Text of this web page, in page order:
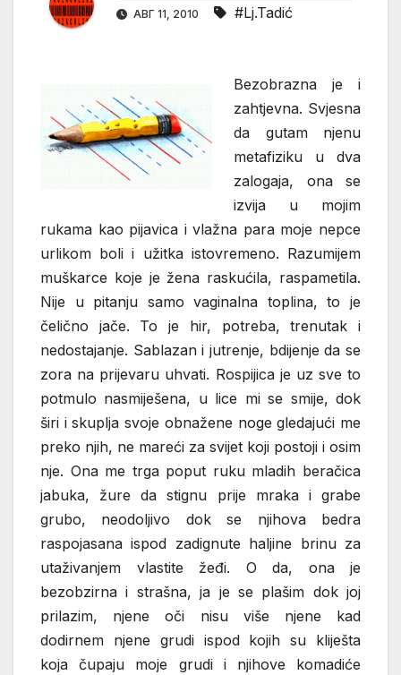
АВГ 11, 2010 #Lj.Tadić
Bezobrazna je i
zahtjevna. Svjesna
da gutam njenu
metafiziku u dva
zalogaja, ona se
izvija u mojim
rukama kao pijavica i vlažna para moje nepce
urlikom boli i užitka istovremeno. Razumijem
muškarce koje je žena raskućila, raspametila.
Nije u pitanju samo vaginalna toplina, to je
čelično jače. To je hir, potreba, trenutak i
nedostajanje. Sablazan i jutrenje, bdijenje da se
zora na prijevaru uhvati. Rospijica je uz sve to
potmulo nasmiješena, u lice mi se smije, dok
širi i skuplja svoje obnažene noge gledajući me
preko njih, ne mareći za svijet koji postoji i osim
nje. Ona me trga poput ruku mladih beračica
jabuka, žure da stignu prije mraka i grabe
grubo, neodoljivo dok se njihova bedra
raspojasana ispod zadignute haljine brinu za
utaživanjem vlastite žeđi. O da, ona je
bezobzirna i strašna, ja je se plašim dok joj
prilazim, njene oči nisu više njene kad
dodirnem njene grudi ispod kojih su kliješta
koja čupaju moje grudi i njihove komadiće